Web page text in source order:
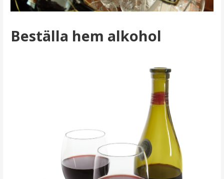
Beställa hem alkohol